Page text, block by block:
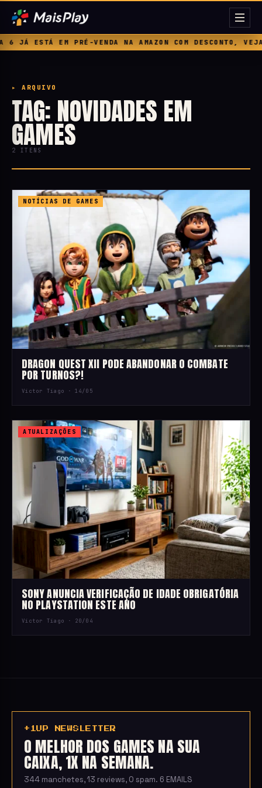
ESTÁ EM PRÉ-VENDA NA AMAZON COM DESCONTO,
▸ ARQUIVO
TAG: NOVIDADES EM
GAMES
2 ITENS
NOTÍCIAS DE GAMES
DRAGON QUEST XII PODE ABANDONAR O COMBATE
POR TURNOS?!
Victor Tiago ·14/05
ATUALIZAÇÕES
SONY ANUNCIA VERIFICAÇÃO DE IDADE OBRIGATÓRIA
NO PLAYSTATION ESTE ANO
Victor Tiago · 20/04
+1UP NEWSLETTER
O MELHOR DOS GAMES NA SUA
CAIXA, 1X NA SEMANA.
344 manchetes, 13 reviews, 0 spam. 6 EMAILS